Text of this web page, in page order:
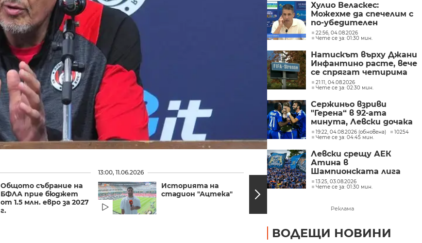
Общото събрание на
БФЛА прие бюджет
от 1.5 млн. евро за 2027
г.
13:00, 11.06.2026
Историята на
стадион "Ацтека"
12:58, 11.06.2026
Бури и проливни
Хулио Веласкес:
Можехме да спечелим с
по-убедителен
резултат
22:56, 04.08.2026
Чете се за: 01:30 мин.
Натискът върху Джани
Инфантино расте, вече
се спрягат четирима
кандидати за негов
наследник
21:11, 04.08.2026
Чете се за: 02:30 мин.
Сержиньо взриви
"Герена“ в 92-ата
минута, Левски дочака
своя момент и пребори
Кайрат преди реванша
19:22, 04.08.2026 (обновена)
10254
Чете се за: 04:45 мин.
Левски срещу АЕК
Атина в
Шампионската лига
при победа срещу
Кайрат
13:25, 03.08.2026
Чете се за: 01:30 мин.
Реклама
ВОДЕЩИ НОВИНИ